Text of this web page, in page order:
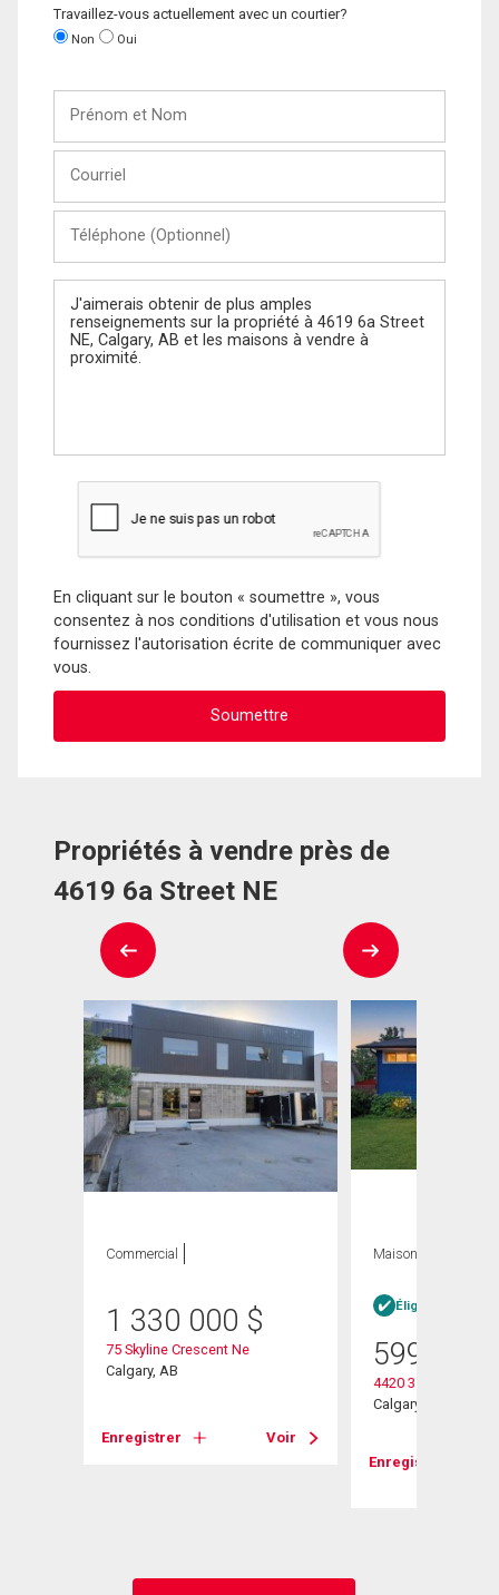
Travaillez-vous actuellement avec un courtier?
Non Oui
Nom
(Optionnel)
Message
En cliquant sur le bouton « soumettre », vous
consentez à nos conditions d'utilisation et vous nous
fournissez l'autorisation écrite de communiquer avec
vous.
Propriétés à vendre près de
4619 6a Street NE
Commercial
1 330 000 $
75 Skyline Crescent Ne
Calgary, AB
Enregistrer Voir
Maison
Éligible Louer
599 000
4420 3 Street Ne
Calgary, AB
Enregistrer